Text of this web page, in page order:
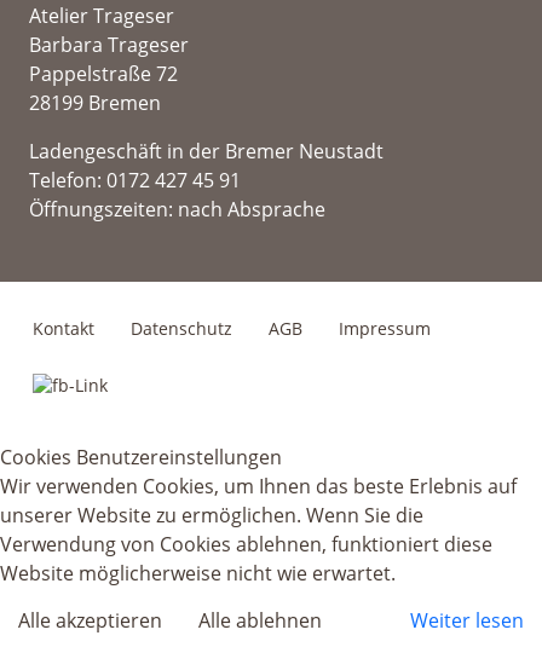
Atelier Trageser
Barbara Trageser
Pappelstraße 72
28199 Bremen
Ladengeschäft in der Bremer Neustadt
Telefon: 0172 427 45 91
Öffnungszeiten: nach Absprache
Kontakt Datenschutz AGB Impressum
Cookies Benutzereinstellungen
Wir verwenden Cookies, um Ihnen das beste Erlebnis auf
unserer Website zu ermöglichen. Wenn Sie die
Verwendung von Cookies ablehnen, funktioniert diese
Website möglicherweise nicht wie erwartet.
Alle akzeptieren
Alle ablehnen Weiter lesen